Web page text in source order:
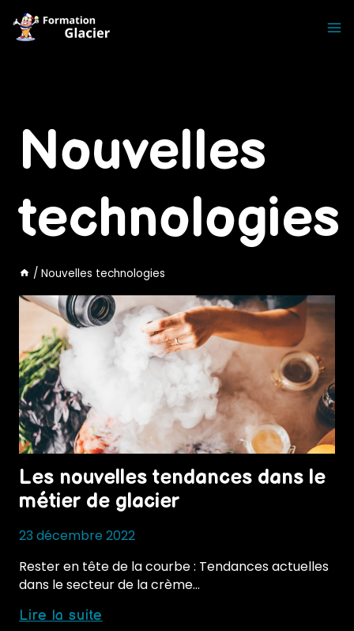
content
Nouvelles
technologies
/ Nouvelles technologies
Les nouvelles tendances dans le
métier de glacier
23 décembre 2022
Rester en tête de la courbe : Tendances actuelles
dans le secteur de la crème…
Lire la suite